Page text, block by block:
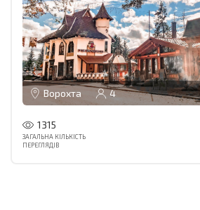
Ворохта 4
1315
ЗАГАЛЬНА КІЛЬКІСТЬ
ПЕРЕГЛЯДІВ